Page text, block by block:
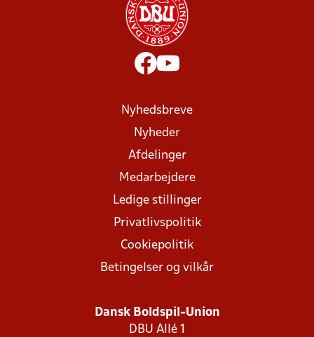
Nyhedsbreve
Nyheder
Afdelinger
Medarbejdere
Ledige stillinger
Privatlivspolitik
Cookiepolitik
Betingelser og vilkår
Dansk Boldspil-Union
DBU Allé 1